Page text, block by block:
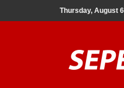
Thursday, August